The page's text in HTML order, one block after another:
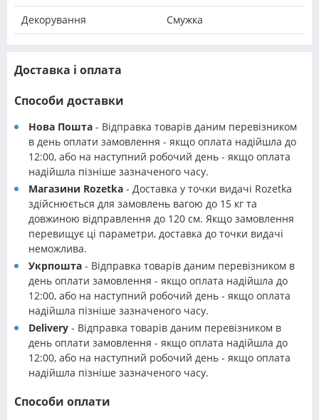
Декорування Смужка
Доставка і оплата
Способи доставки
Нова Пошта - Відправка товарів даним перевізником
в день оплати замовлення - якщо оплата надійшла до
12:00, або на наступний робочий день - якщо оплата
надійшла пізніше зазначеного часу.
Магазини Rozetka - Доставка у точки видачі Rozetka
здійснюється для замовлень вагою до 15 кг та
довжиною відправлення до 120 см. Якщо замовлення
перевищує ці параметри, доставка до точки видачі
неможлива.
Укрпошта - Відправка товарів даним перевізником в
день оплати замовлення - якщо оплата надійшла до
12:00, або на наступний робочий день - якщо оплата
надійшла пізніше зазначеного часу.
Delivery - Відправка товарів даним перевізником в
день оплати замовлення - якщо оплата надійшла до
12:00, або на наступний робочий день - якщо оплата
надійшла пізніше зазначеного часу.
Способи оплати